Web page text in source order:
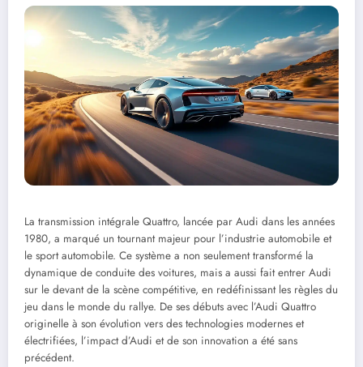
La transmission intégrale Quattro, lancée par Audi dans les années
1980, a marqué un tournant majeur pour l’industrie automobile et
le sport automobile. Ce système a non seulement transformé la
dynamique de conduite des voitures, mais a aussi fait entrer Audi
sur le devant de la scène compétitive, en redéfinissant les règles du
jeu dans le monde du rallye. De ses débuts avec l’Audi Quattro
originelle à son évolution vers des technologies modernes et
électrifiées, l’impact d’Audi et de son innovation a été sans
précédent.